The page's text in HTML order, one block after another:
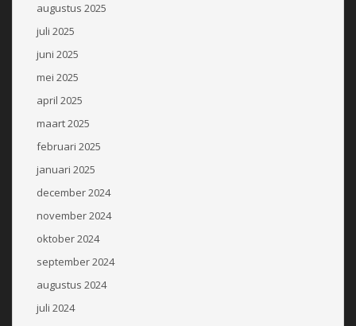
augustus 2025
juli 2025
juni 2025
mei 2025
april 2025
maart 2025
februari 2025
januari 2025
december 2024
november 2024
oktober 2024
september 2024
augustus 2024
juli 2024